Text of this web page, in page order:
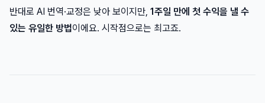
반대로 AI 번역·교정은 낮아 보이지만, 1주일 만에 첫 수익을 낼 수
있는 유일한 방법이에요. 시작점으로는 최고죠.